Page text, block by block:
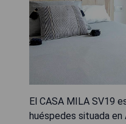
El CASA MILA SV19
huéspedes situada en